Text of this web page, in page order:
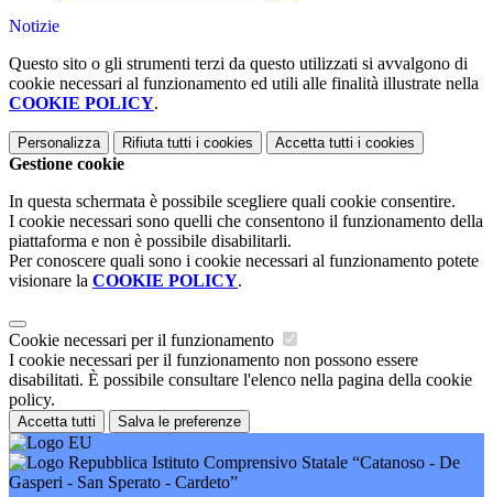
Notizie
Questo sito o gli strumenti terzi da questo utilizzati si avvalgono di
cookie necessari al funzionamento ed utili alle finalità illustrate nella
COOKIE POLICY.
Personalizza Rifiuta tutti i cookies Accetta tutti i cookies
Gestione cookie
In questa schermata è possibile scegliere quali cookie consentire.
I cookie necessari sono quelli che consentono il funzionamento della
piattaforma e non è possibile disabilitarli.
Per conoscere quali sono i cookie necessari al funzionamento potete
visionare la COOKIE POLICY.
Cookie necessari per il funzionamento
I cookie necessari per il funzionamento non possono essere
disabilitati. È possibile consultare l'elenco nella pagina della cookie
policy.
Accetta tutti Salva le preferenze
Istituto Comprensivo Statale “Catanoso - De
Gasperi - San Sperato - Cardeto”